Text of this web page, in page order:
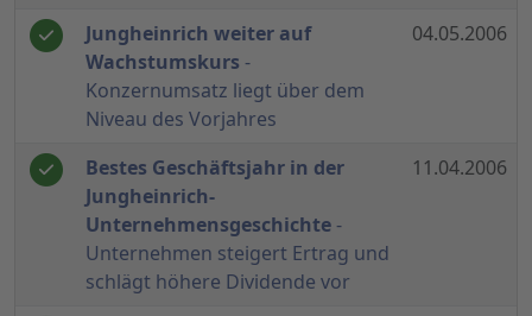
Jungheinrich weiter auf
Wachstumskurs -
Konzernumsatz liegt über dem
Niveau des Vorjahres
04.05.2006
Bestes Geschäftsjahr in der
Jungheinrich-
Unternehmensgeschichte -
Unternehmen steigert Ertrag und
schlägt höhere Dividende vor
11.04.2006